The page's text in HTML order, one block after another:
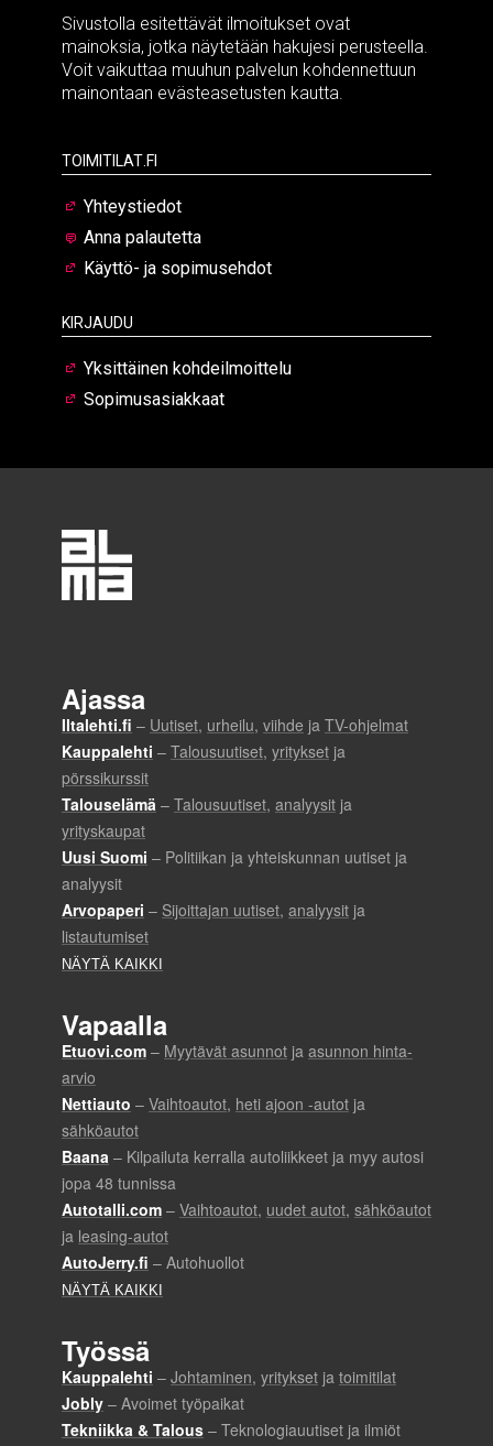
Sivustolla esitettävät ilmoitukset ovat
mainoksia, jotka näytetään hakujesi perusteella.
Voit vaikuttaa muuhun palvelun kohdennettuun
mainontaan evästeasetusten kautta.
Toimitilat.fi
Yhteystiedot
Anna palautetta
Käyttö- ja sopimusehdot
Kirjaudu
Yksittäinen kohdeilmoittelu
Sopimusasiakkaat